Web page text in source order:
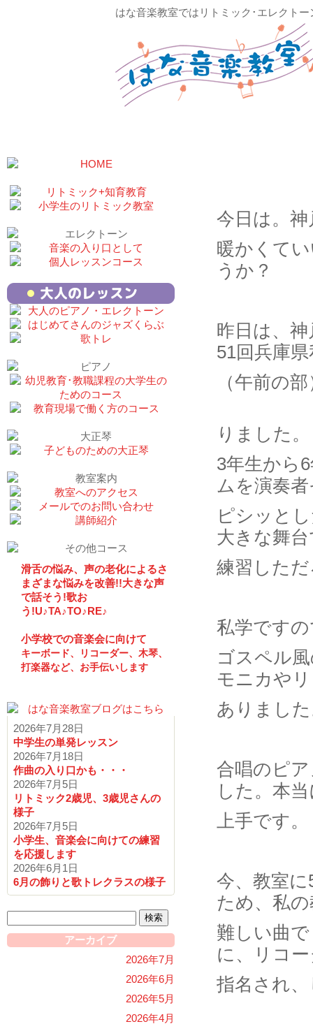
はな音楽教室ではリトミック･エレクト
滑舌の悩み、声の老化によるさ
まざまな悩みを改善!!大きな声
で話そう!歌お
う!U♪TA♪TO♪RE♪
小学校での音楽会に向けて
キーボード、リコーダー、木琴、
打楽器など、お手伝いします
2026年7月28日
中学生の単発レッスン
2026年7月18日
作曲の入り口かも・・・
2026年7月5日
リトミック2歳児、3歳児さんの
様子
2026年7月5日
小学生、音楽会に向けての練習
を応援します
2026年6月1日
6月の飾りと歌トレクラスの様子
検
索:
アーカイブ
2026年7月
2026年6月
2026年5月
2026年4月
今日は。
暖かくて
うか？
昨日は、
51回兵庫
（午前の
りました。
3年生から
ムを演奏
ピシッと
大きな舞
練習した
私学です
ゴスペル
モニカや
ありまし
合唱のピ
した。本
上手です。
今、教室
ため、私
難しい曲
に、リコ
指名され